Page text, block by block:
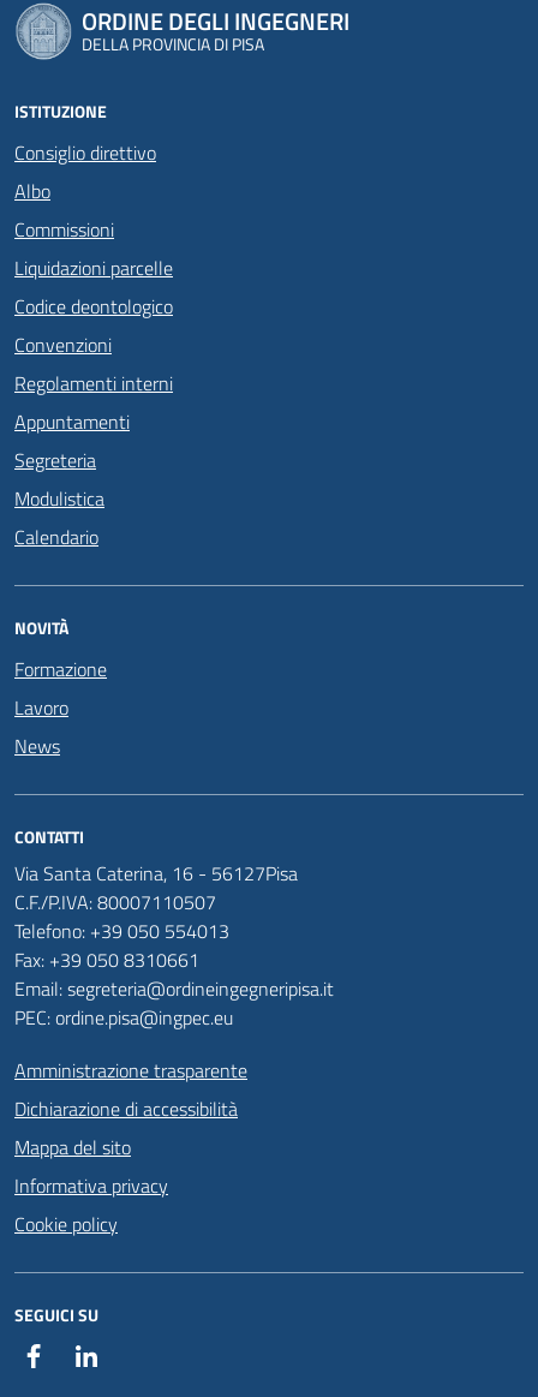
ORDINE DEGLI INGEGNERI
DELLA PROVINCIA DI PISA
ISTITUZIONE
Consiglio direttivo
Albo
Commissioni
Liquidazioni parcelle
Codice deontologico
Convenzioni
Regolamenti interni
Appuntamenti
Segreteria
Modulistica
Calendario
NOVITÀ
Formazione
Lavoro
News
CONTATTI
Via Santa Caterina, 16 - 56127Pisa
C.F./P.IVA: 80007110507
Telefono: +39 050 554013
Fax: +39 050 8310661
Email: segreteria@ordineingegneripisa.it
PEC: ordine.pisa@ingpec.eu
Amministrazione trasparente
Dichiarazione di accessibilità
Mappa del sito
Informativa privacy
Cookie policy
SEGUICI SU
Facebook